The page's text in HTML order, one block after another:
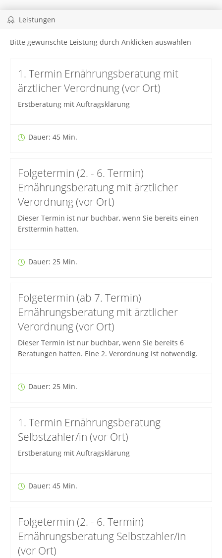
Leistungen
Bitte gewünschte Leistung durch Anklicken auswählen
1. Termin Ernährungsberatung mit
ärztlicher Verordnung (vor Ort)
Erstberatung mit Auftragsklärung
Dauer: 45 Min.
Folgetermin (2. - 6. Termin)
Ernährungsberatung mit ärztlicher
Verordnung (vor Ort)
Dieser Termin ist nur buchbar, wenn Sie bereits einen
Ersttermin hatten.
Dauer: 25 Min.
Folgetermin (ab 7. Termin)
Ernährungsberatung mit ärztlicher
Verordnung (vor Ort)
Dieser Termin ist nur buchbar, wenn Sie bereits 6
Beratungen hatten. Eine 2. Verordnung ist notwendig.
Dauer: 25 Min.
1. Termin Ernährungsberatung
Selbstzahler/in (vor Ort)
Erstberatung mit Auftragsklärung
Dauer: 45 Min.
Folgetermin (2. - 6. Termin)
Ernährungsberatung Selbstzahler/in
(vor Ort)